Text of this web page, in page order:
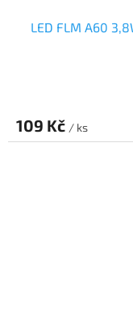
LED FLM A60
109 Kč / ks